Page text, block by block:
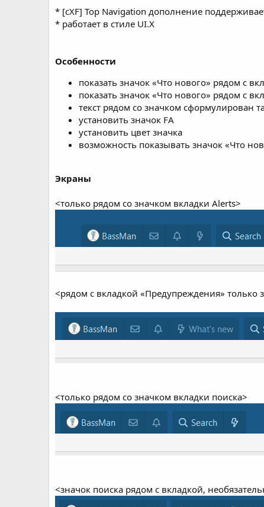
я
* [cXF] Top Navigation дополнение
* работает в стиле UI.X
Особенности
показать значок «Что нового» рядом с
показать значок «Что нового» рядом с
текст рядом со значком сформулирован
установить значок FA
установить цвет значка
возможность показывать значок «Что
Экраны
<только рядом со значком вкладки Alerts>
<рядом с вкладкой «Предупреждения» только
<только рядом со значком вкладки поиска>
<значок поиска рядом с вкладкой,